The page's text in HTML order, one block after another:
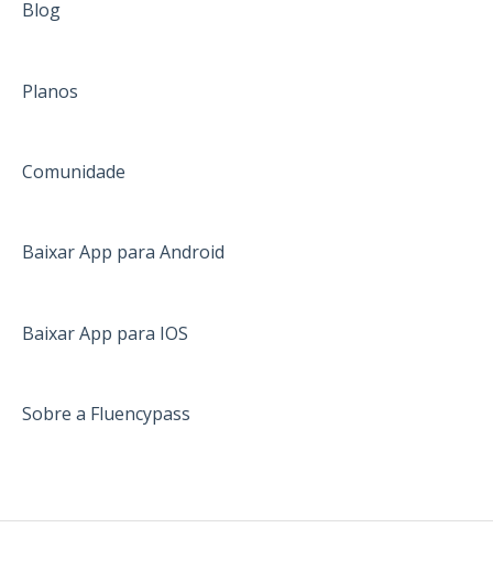
Blog
Planos
Comunidade
Baixar App para Android
Baixar App para IOS
Sobre a Fluencypass